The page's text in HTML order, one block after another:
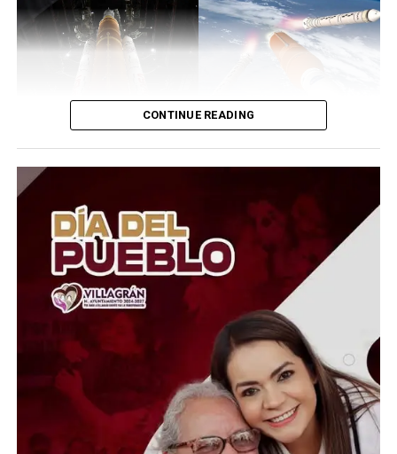
La misión despegará a bordo del poderoso Space Launch
System, llevando a cuatro astronautas en la nave Orion,
quienes realizarán un viaje de aproximadamente 10 días
alrededor de la Luna, sin aterrizar, como parte de una
prueba clave.
Este vuelo busca comprobar que todos los sistemas
funcionen correctamente antes de intentar un alunizaje
en futuras misiones. Sin embargo, el proyecto no ha
estado libre de problemas, ya que ha sufrido retrasos
por fallas técnicas que obligaron a posponer su
lanzamiento.
Aun así, Artemis II representa un paso clave para el
futuro de la exploración espacial… y deja una pregunta
en el aire: después de tantos años de haber pisado la
CONTINUE READING